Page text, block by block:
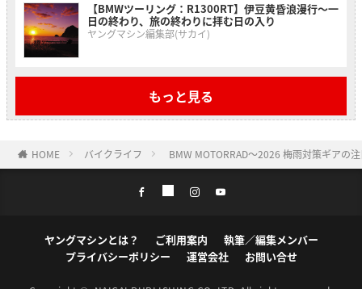
【BMWツーリング：R1300RT】伊豆黄昏浪漫行〜一
日の終わり、旅の終わりに拝む日の入り
ヤングマシン編集部(サカイ)
もっと見る
HOME バイクライフ BMW MOTORRAD〜2026 梅雨対策ギアの
ヤングマシンとは？ ご利用案内
執筆／編集メンバー
プライバシーポリシー
運営会社 お問い合せ